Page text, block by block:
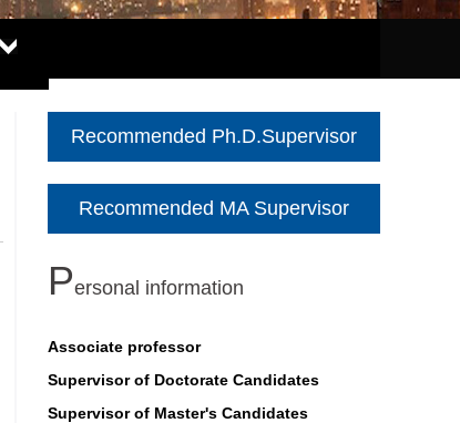
Recommended Ph.D.Supervisor
Recommended MA Supervisor
Personal information
Associate professor
Supervisor of Doctorate Candidates
Supervisor of Master's Candidates